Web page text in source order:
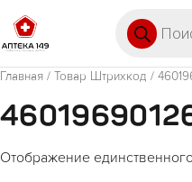
Главная / Товар Штрихкод /
Отображение